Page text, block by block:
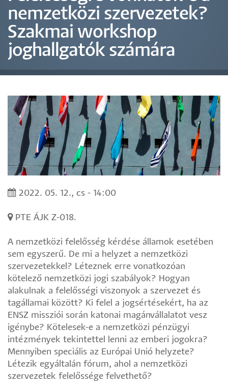
nemzetközi szervezetek?
Szakmai workshop
joghallgatók számára
2022. 05. 12., cs - 14:00
PTE ÁJK Z-018.
A nemzetközi felelősség kérdése államok esetében
sem egyszerű. De mi a helyzet a nemzetközi
szervezetekkel? Léteznek erre vonatkozóan
kötelező nemzetközi jogi szabályok? Hogyan
alakulnak a felelősségi viszonyok a szervezet és
tagállamai között? Ki felel a jogsértésekért, ha az
ENSZ missziói során katonai magánvállalatot vesz
igénybe? Kötelesek-e a nemzetközi pénzügyi
intézmények tekintettel lenni az emberi jogokra?
Mennyiben speciális az Európai Unió helyzete?
Létezik egyáltalán fórum, ahol a nemzetközi
szervezetek felelőssége felvethető?